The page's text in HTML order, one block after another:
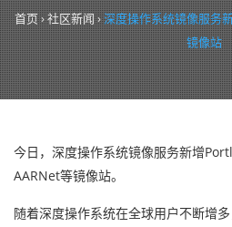
首页 ›社区新闻 ›深度操作系统镜像服务
镜像站
今日，深度操作系统镜像服务新增
AARNet等镜像站。
随着深度操作系统在全球用户不断增